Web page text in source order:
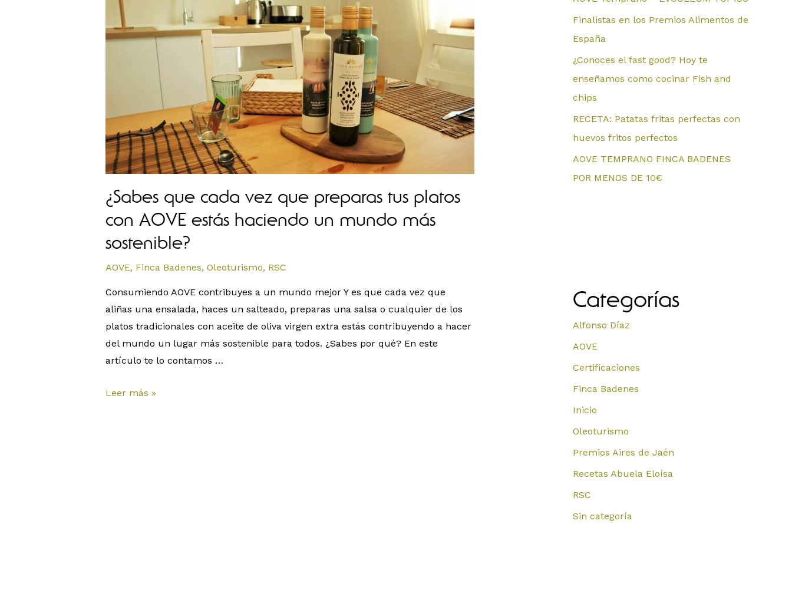
¿Sabes que cada vez que preparas tus platos
con AOVE estás haciendo un mundo más
sostenible?
AOVE, Finca Badenes, Oleoturismo, RSC
Consumiendo AOVE contribuyes a un mundo mejor Y es que cada vez que
aliñas una ensalada, haces un salteado, preparas una salsa o cualquier de los
platos tradicionales con aceite de oliva virgen extra estás contribuyendo a hacer
del mundo un lugar más sostenible para todos. ¿Sabes por qué? En este
artículo te lo contamos …
Leer más »
Finalistas en los Premios Alimentos de
España
¿Conoces el fast good? Hoy te
enseñamos como cocinar Fish and
chips
RECETA: Patatas fritas perfectas con
huevos fritos perfectos
AOVE TEMPRANO FINCA BADENES
POR MENOS DE 10€
Categorías
Alfonso Díaz
AOVE
Certificaciones
Finca Badenes
Inicio
Oleoturismo
Premios Aires de Jaén
Recetas Abuela Eloísa
RSC
Sin categoría